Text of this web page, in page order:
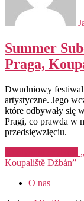
Summer
Praga,
Dwudniowy festiwal
artystyczne. Jego
które odbywały się
Pragi, co prawda w
przedsięwzięciu.
Koupalištĕ Džbán”
O nas